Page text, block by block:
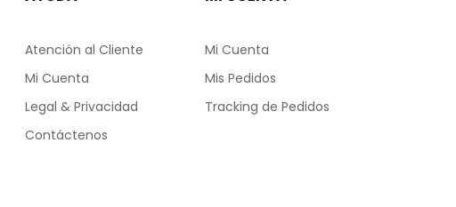
Atención al Cliente
Mi Cuenta
Legal & Privacidad
Contáctenos
Mi Cuenta
Mis Pedidos
Tracking de Pedidos